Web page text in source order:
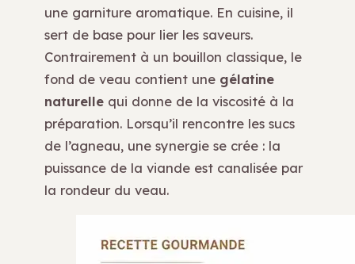
une garniture aromatique. En cuisine, il
sert de base pour lier les saveurs.
Contrairement à un bouillon classique, le
fond de veau contient une gélatine
naturelle qui donne de la viscosité à la
préparation. Lorsqu’il rencontre les sucs
de l’agneau, une synergie se crée : la
puissance de la viande est canalisée par
la rondeur du veau.